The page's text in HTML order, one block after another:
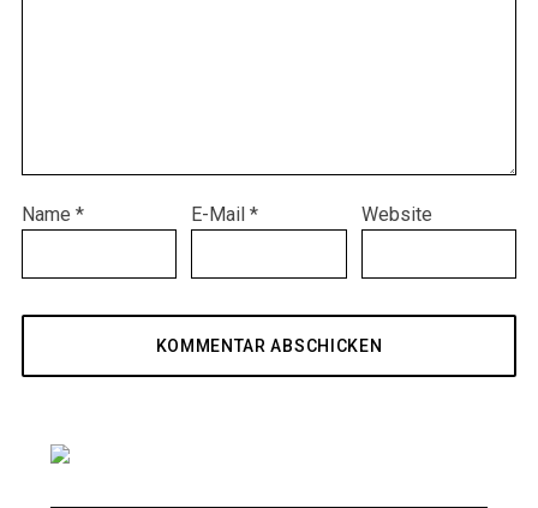
Name * E-Mail* Website